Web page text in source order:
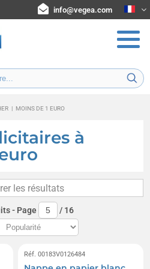
info@vegea.com
| MOINS DE 1 EURO
à
les résultats
- Page / 16
Réf. 00183V0126484